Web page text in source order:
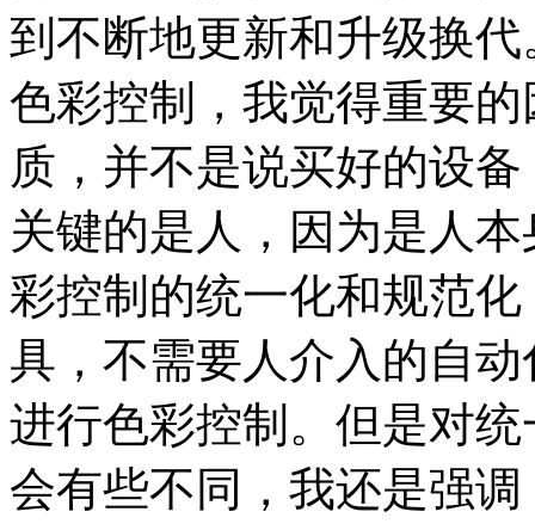
到不断地更新和升级换
色彩控制，我觉得重要
质，并不是说买好的设
关键的是人，因为是人
彩控制的统一化和规范
具，不需要人介入的自
进行色彩控制。但是对
会有些不同，我还是强